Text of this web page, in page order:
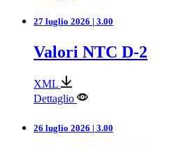
27 luglio 2026 | 3.00
Valori NTC D-2
XML
Dettaglio
26 luglio 2026 | 3.00